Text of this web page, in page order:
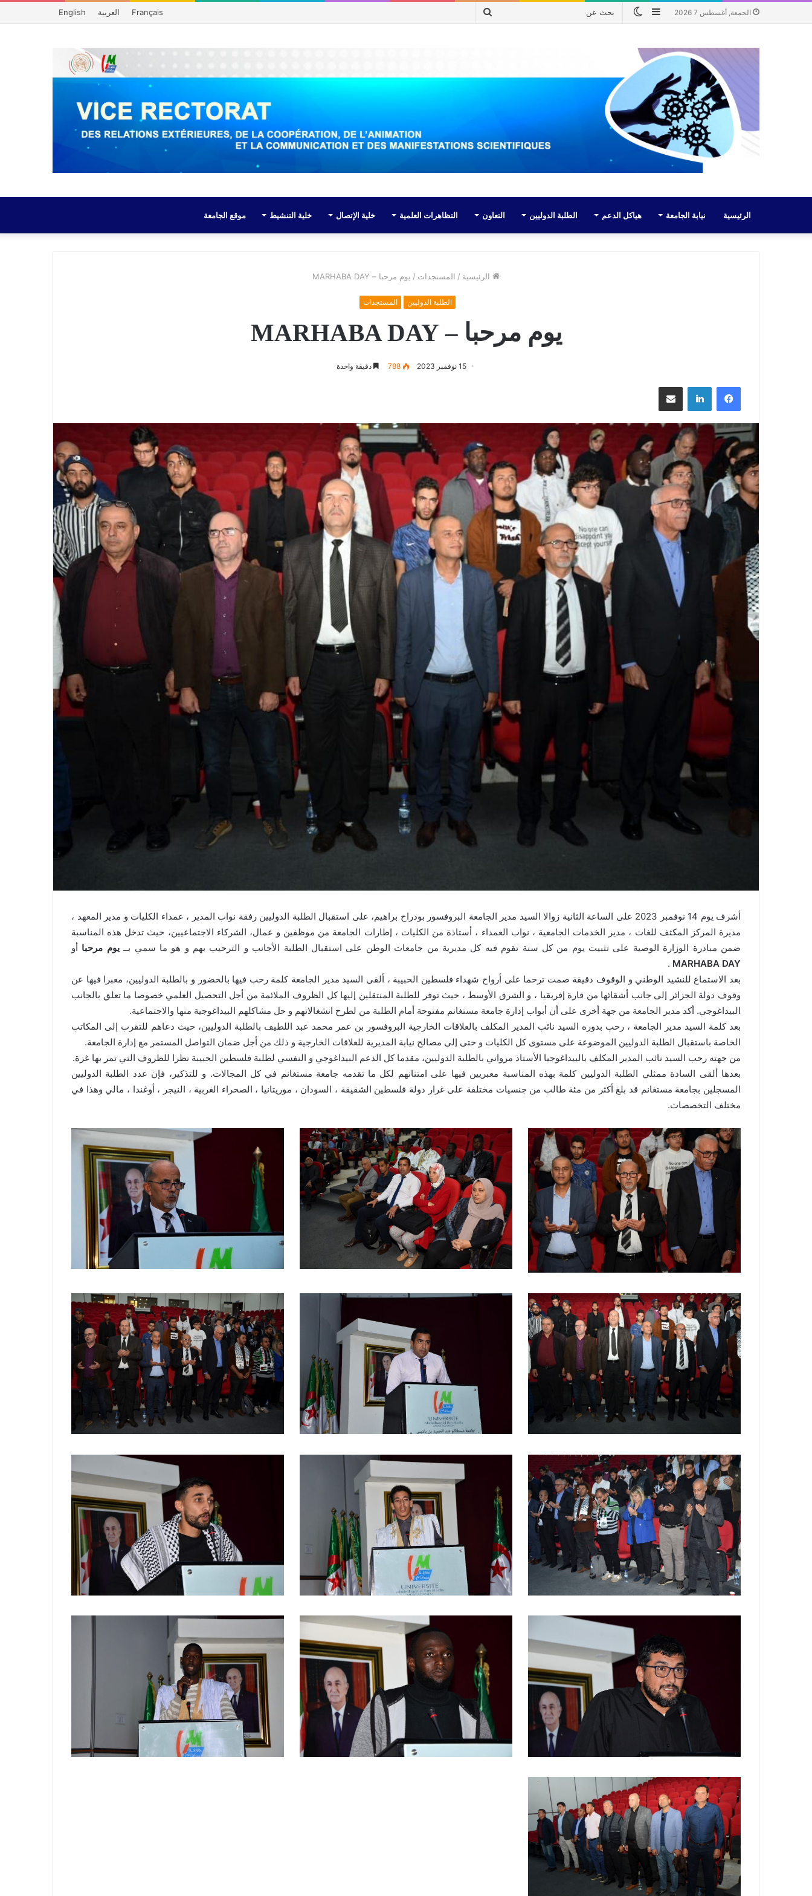
الجمعة, أغسطس 7 2026
بحث
الوضع إضافة
جانبي
Français العربية English
الرئيسية نيابة الجامعة هياكل الدعم الطلبة الدوليين التعاون التظاهرات العلمية خلية الإتصال خلية التنشيط موقع الجامعة
الرئيسية / المستجدات / يوم مرحبا – MARHABA DAY
الطلبة الدوليين المستجدات
يوم مرحبا – MARHABA DAY
15 نوفمبر 2023 788 دقيقة واحدة
فيسبوك لينكدإن مشاركة عبر البريد
أشرف يوم 14 نوفمبر 2023 على الساعة الثانية زوالا السيد مدير الجامعة البروفسور بودراح براهيم، على استقبال الطلبة الدوليين رفقة نواب المدير ، عمداء الكليات و مدير المعهد ،
مديرة المركز المكثف للغات ، مدير الخدمات الجامعية ، نواب العمداء ، أستاذة من الكليات ، إطارات الجامعة من موظفين و عمال، الشركاء الاجتماعيين، حيث تدخل هذه المناسبة
ضمن مبادرة الوزارة الوصية على تثبيت يوم من كل سنة تقوم فيه كل مديرية من جامعات الوطن على استقبال الطلبة الأجانب و الترحيب بهم و هو ما سمي بــيوم مرحبا أو
MARHABA DAY
.
بعد الاستماع للنشيد الوطني و الوقوف دقيقة صمت ترحما على أرواح شهداء فلسطين الحبيبة ، ألقى السيد مدير الجامعة كلمة رحب فيها بالحضور و بالطلبة الدوليين، معبرا فيها عن
وقوف دولة الجزائر إلى جانب أشقائها من قارة إفريقيا ، و الشرق الأوسط ، حيث توفر للطلبة المنتقلين إليها كل الظروف الملائمة من أجل التحصيل العلمي خصوصا ما تعلق بالجانب
البيداغوجي. أكد مدير الجامعة من جهة أخرى على أن أبواب إدارة جامعة مستغانم مفتوحة أمام الطلبة من لطرح انشغالاتهم و حل مشاكلهم البيداغوجية منها والاجتماعية.
بعد كلمة السيد مدير الجامعة ، رحب بدوره السيد نائب المدير المكلف بالعلاقات الخارجية البروفسور بن عمر محمد عبد اللطيف بالطلبة الدوليين، حيث دعاهم للتقرب إلى المكاتب
الخاصة باستقبال الطلبة الدوليين الموضوعة على مستوى كل الكليات و حتى إلى مصالح نيابة المديرية للعلاقات الخارجية و ذلك من أجل ضمان التواصل المستمر مع إدارة الجامعة.
من جهته رحب السيد نائب المدير المكلف بالبيداغوجيا الأستاذ مرواني بالطلبة الدوليين، مقدما كل الدعم البيداغوجي و النفسي لطلبة فلسطين الحبيبة نظرا للظروف التي تمر بها غزة.
بعدها ألقى السادة ممثلي الطلبة الدوليين كلمة بهذه المناسبة معبريين فيها على امتنانهم لكل ما تقدمه جامعة مستغانم في كل المجالات. و للتذكير، فإن عدد الطلبة الدوليين
المسجلين بجامعة مستغانم قد بلغ أكثر من مئة طالب من جنسيات مختلفة على غرار دولة فلسطين الشقيقة ، السودان ، موريتانيا ، الصحراء الغربية ، النيجر ، أوغندا ، مالي وهذا في
مختلف التخصصات.